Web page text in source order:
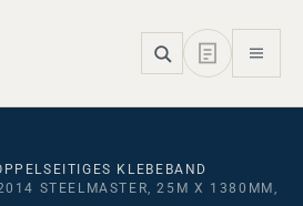
KLEBEBAND
STEELMASTER, 25M X 1380MM,